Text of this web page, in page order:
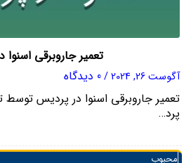
تعمیر جاروبرقی
آگوست 26, 2024 /0 دیدگاه
تعمیر جاروبرقی اسنوا در پردیس توسط
پرد…
محبوب